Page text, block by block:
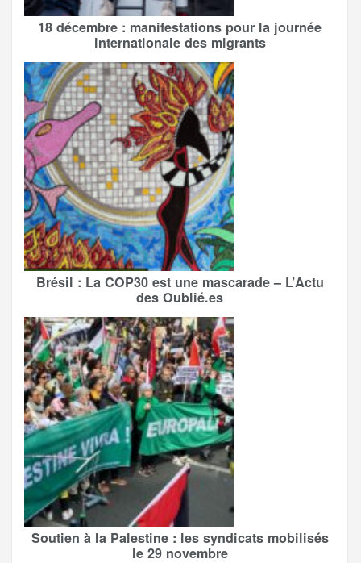
18 décembre : manifestations pour la journée
internationale des migrants
Brésil : La COP30 est une mascarade – L’Actu
des Oublié.es
Soutien à la Palestine : les syndicats mobilisés
le 29 novembre